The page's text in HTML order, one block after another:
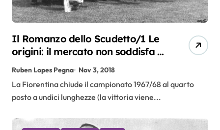
Il Romanzo dello Scudetto/1 Le
origini: il mercato non soddisfa i
tifosi. E l’inizio in Coppa Italia è
un fallimento
Ruben Lopes Pegna Nov 3, 2018
La Fiorentina chiude il campionato 1967/68 al quarto
posto a undici lunghezze (la vittoria viene...